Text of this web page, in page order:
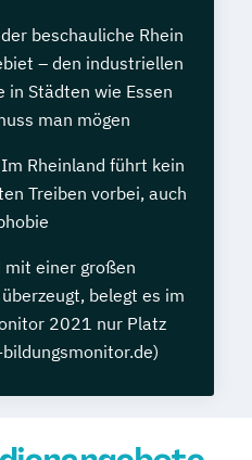
beschauliche Rhein
– den industriellen
in Städten wie Essen
man mögen
Rheinland führt kein
Treiben vorbei, auch
mit einer großen
belegt es im
2021 nur Platz